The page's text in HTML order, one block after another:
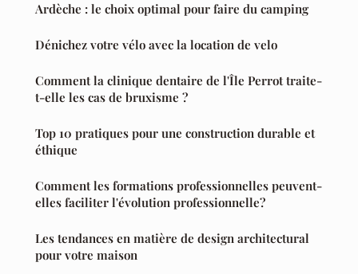
Ardèche : le choix optimal pour faire du camping
Dénichez votre vélo avec la location de velo
Comment la clinique dentaire de l'Île Perrot traite-
t-elle les cas de bruxisme ?
Top 10 pratiques pour une construction durable et
éthique
Comment les formations professionnelles peuvent-
elles faciliter l'évolution professionnelle?
Les tendances en matière de design architectural
pour votre maison